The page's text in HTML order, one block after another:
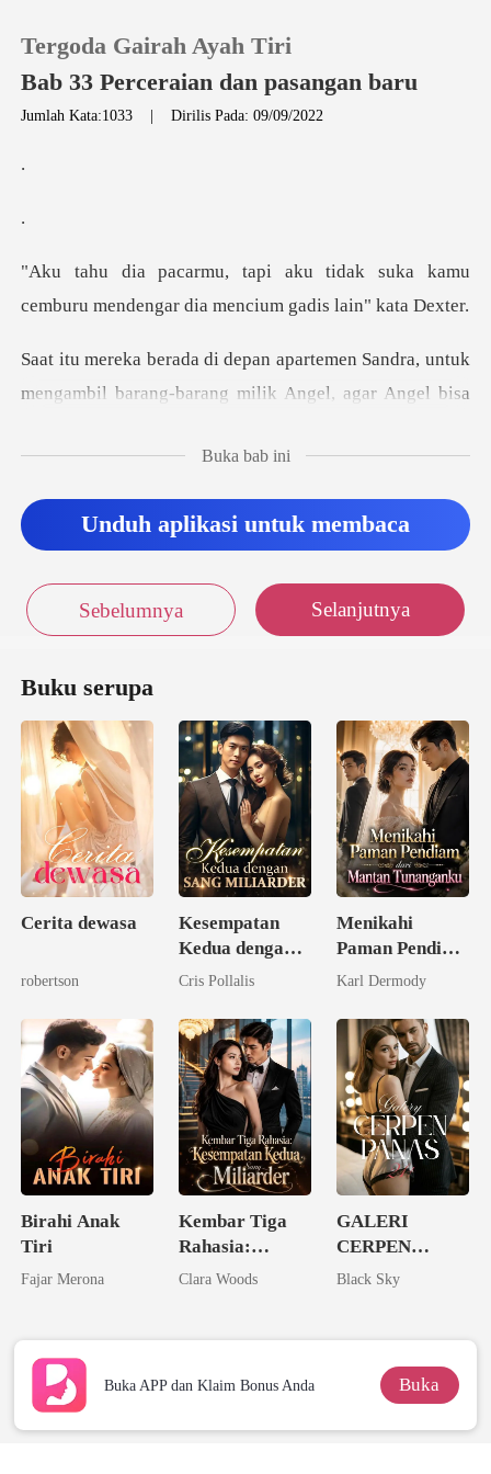
Riwayat Membaca
Keluar
Tergoda Gairah Ayah Tiri
Bab 33 Perceraian dan pasangan baru
Jumlah Kata:1033 |Dirilis Pada: 09/09/2022
dak suka kamu
cemburu mendengar di
andra, untuk
mengambil barang-barang milik
tentang J
Buka bab ini
Unduh aplikasi untuk membaca
Sebelumnya Selanjutnya
Buku serupa
Cerita dewasa
robertson
Kesempatan
Kedua dengan
Sang Miliarder
Cris Pollalis
Menikahi
Paman Pendiam
dari Mantan
Karl Dermody
Birahi Anak
Tiri
Fajar Merona
Kembar Tiga
Rahasia:
Kesempatan
Clara Woods
GALERI
CERPEN
PANAS 21+
Black Sky
Buka APP dan Klaim Bonus Anda Buka